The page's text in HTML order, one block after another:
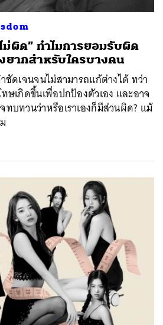
ม่ผิด” ทำไมการยอมรับผิด
ยากสำหรับใครบางคน
ดเจนจนไม่สามารถแก้ต่างได้ ทว่า
เกิดขึ้นเพื่อปกป้องตัวเอง และอาจ
บทวนว่าหรือเราเองก็มีส่วนผิด? แม้